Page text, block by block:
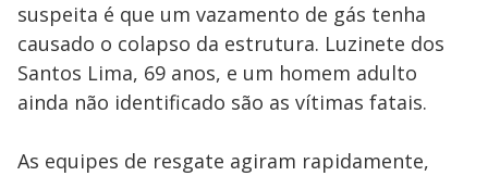
suspeita é que um vazamento de gás tenha
causado o colapso da estrutura. Luzinete dos
Santos Lima, 69 anos, e um homem adulto
ainda não identificado são as vítimas fatais.
As equipes de resgate agiram rapidamente,